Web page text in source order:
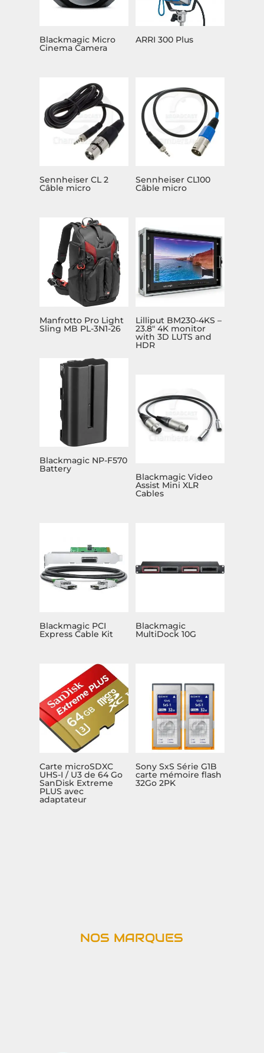
Blackmagic Micro
Cinema Camera
ARRI 300 Plus
Sennheiser CL 2
Câble micro
Sennheiser CL100
Câble micro
Manfrotto Pro Light
Sling MB PL-3N1-26
Lilliput BM230-4KS –
23.8″ 4K monitor
with 3D LUTS and
HDR
Blackmagic NP-F570
Battery
Blackmagic Video
Assist Mini XLR
Cables
Blackmagic PCI
Express Cable Kit
Blackmagic
MultiDock 10G
Carte microSDXC
UHS-I / U3 de 64 Go
SanDisk Extreme
PLUS avec
adaptateur
Sony SxS Série G1B
carte mémoire flash
32Go 2PK
NOS MARQUES